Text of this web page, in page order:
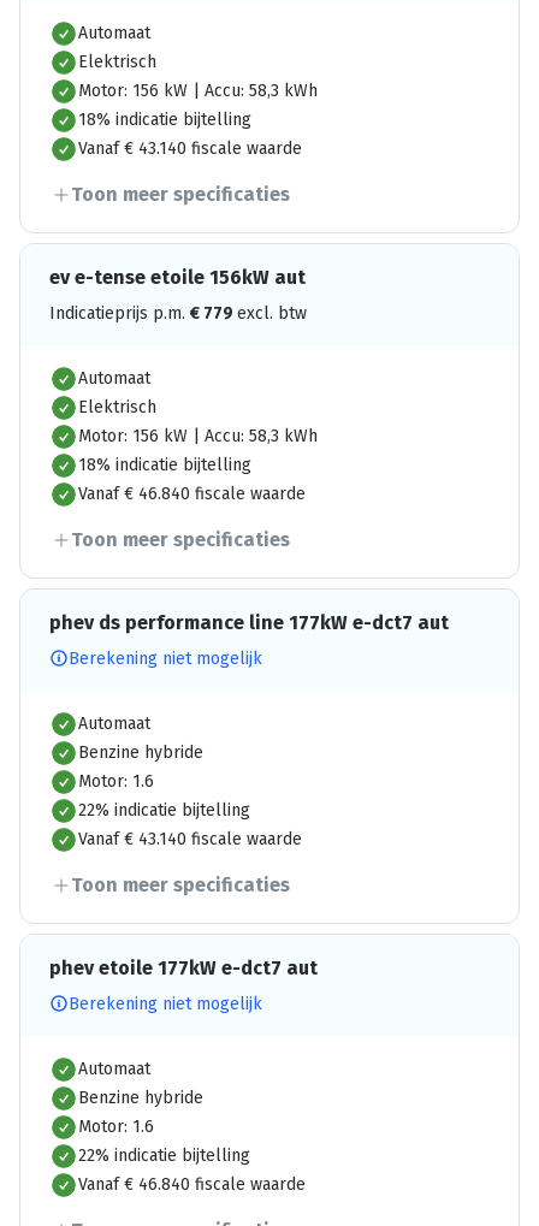
Automaat
Elektrisch
Motor: 156 kW | Accu: 58,3 kWh
18% indicatie bijtelling
Vanaf € 43.140 fiscale waarde
Toon meer specificaties
ev e-tense etoile 156kW aut
Indicatieprijs p.m. € 779 excl. btw
Automaat
Elektrisch
Motor: 156 kW | Accu: 58,3 kWh
18% indicatie bijtelling
Vanaf € 46.840 fiscale waarde
Toon meer specificaties
phev ds performance line 177kW e-dct7 aut
Berekening niet mogelijk
Automaat
Benzine hybride
Motor: 1.6
22% indicatie bijtelling
Vanaf € 43.140 fiscale waarde
Toon meer specificaties
phev etoile 177kW e-dct7 aut
Berekening niet mogelijk
Automaat
Benzine hybride
Motor: 1.6
22% indicatie bijtelling
Vanaf € 46.840 fiscale waarde